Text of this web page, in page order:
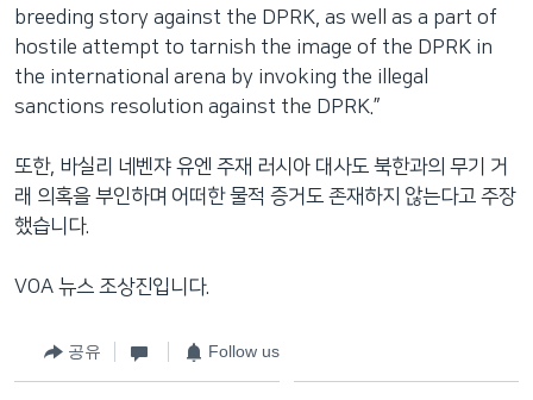
breeding story against the DPRK, as well as a part of
hostile attempt to tarnish the image of the DPRK in
the international arena by invoking the illegal
sanctions resolution against the DPRK.”
또한, 바실리 네벤쟈 유엔 주재 러시아 대사도 북한과의 무기 거
래 의혹을 부인하며 어떠한 물적 증거도 존재하지 않는다고 주장
했습니다.
VOA 뉴스 조상진입니다.
공유 Follow us